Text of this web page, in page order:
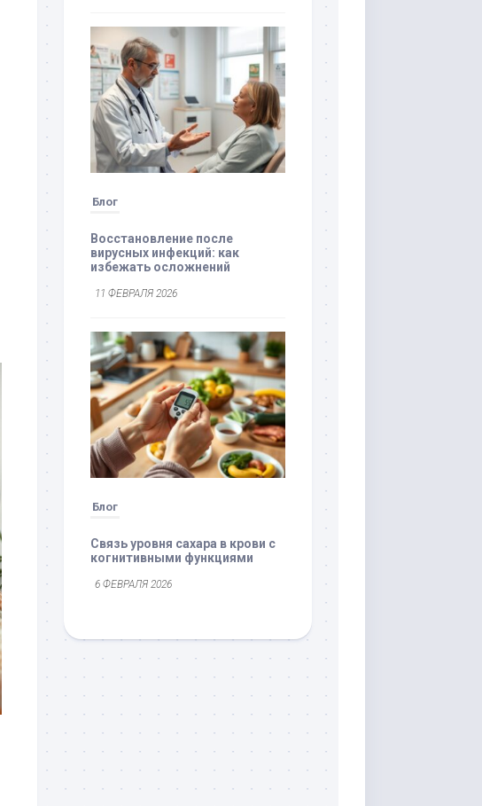
Блог
Восстановление после
вирусных инфекций: как
избежать осложнений
11 ФЕВРАЛЯ 2026
Блог
Связь уровня сахара в крови с
когнитивными функциями
6 ФЕВРАЛЯ 2026